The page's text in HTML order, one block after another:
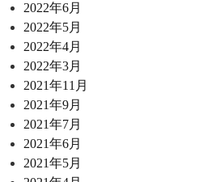
2022年6月
2022年5月
2022年4月
2022年3月
2021年11月
2021年9月
2021年7月
2021年6月
2021年5月